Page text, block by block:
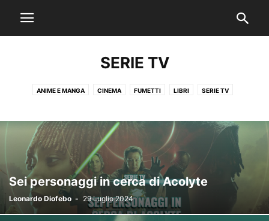
SERIE TV
ANIME E MANGA CINEMA FUMETTI LIBRI SERIE TV
Sei personaggi in cerca di Acolyte
Leonardo Diofebo - 29 Luglio 2024